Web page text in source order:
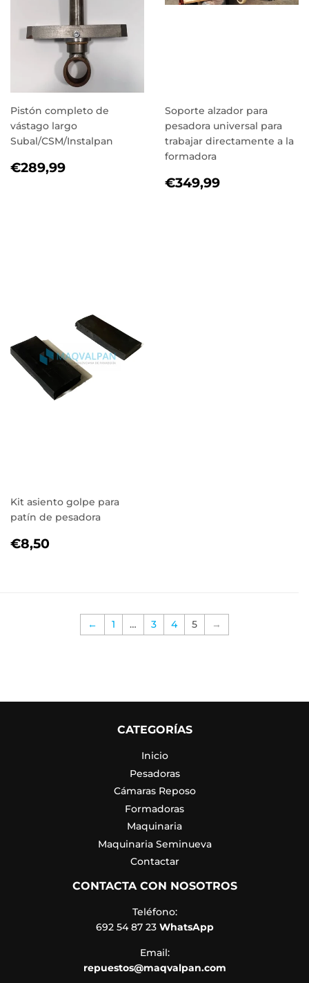
Pistón completo de
vástago largo
Subal/CSM/Instalpan
PRECIO
€289,99
Soporte alzador para
pesadora universal para
trabajar directamente a la
formadora
PRECIO
€349,99
Kit asiento golpe para
patín de pesadora
PRECIO
€8,50
← 1 … 3 4 5 →
CATEGORÍAS
Inicio
Pesadoras
Cámaras Reposo
Formadoras
Maquinaria
Maquinaria Seminueva
Contactar
CONTACTA CON NOSOTROS
Teléfono:
692 54 87 23WhatsApp
Email:
repuestos@maqvalpan.com